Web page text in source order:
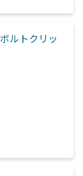
ルトクリッ